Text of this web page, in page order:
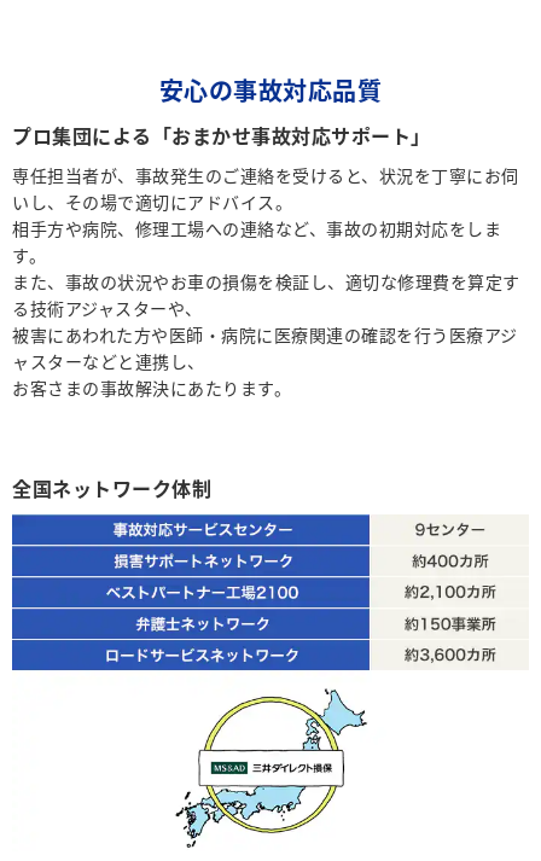
安心の事故対応品質
プロ集団による「おまかせ事故対応サポート」
専任担当者が、事故発生のご連絡を受けると、状況を丁寧にお伺
いし、その場で適切にアドバイス。
相手方や病院、修理工場への連絡など、事故の初期対応をしま
す。
また、事故の状況やお車の損傷を検証し、適切な修理費を算定す
る技術アジャスターや、
被害にあわれた方や医師・病院に医療関連の確認を行う医療アジ
ャスターなどと連携し、
お客さまの事故解決にあたります。
全国ネットワーク体制